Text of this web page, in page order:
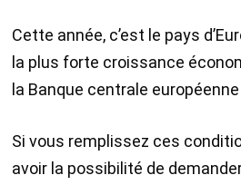
Cette année, c’est le pays
la plus forte croissance
la Banque centrale européenne
Si vous remplissez ces
avoir la possibilité de